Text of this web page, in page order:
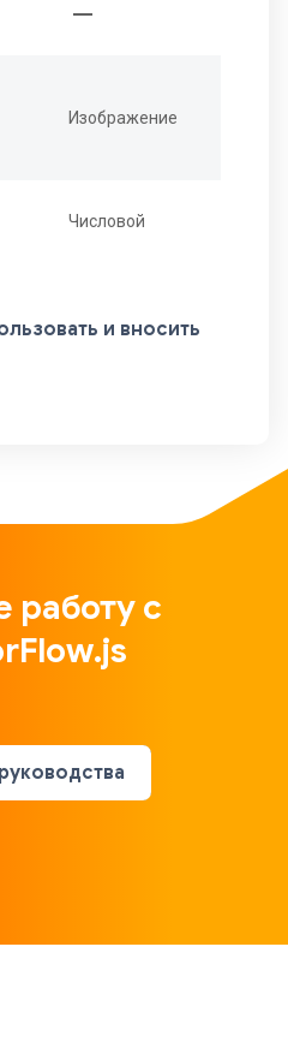
horizontal_rule
Изображение
Числовой
и вносить
работу с